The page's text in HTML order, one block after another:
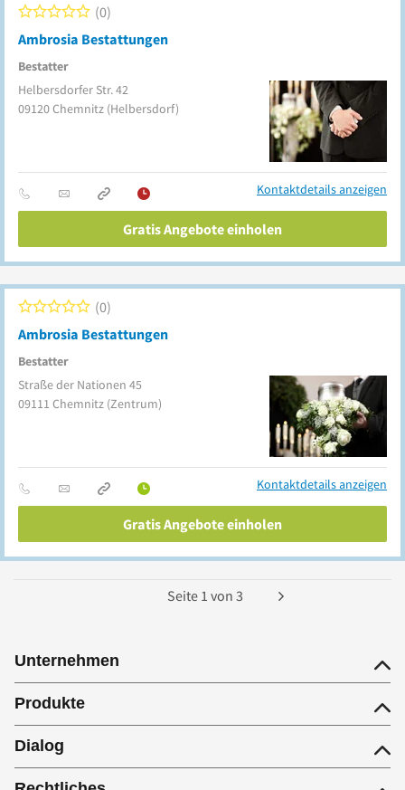
Ambrosia Bestattungen
Bestatter
0
Helbersdorfer Str. 42
09120Chemnitz (Helbersdorf)
Kontaktdetails anzeigen
Gratis Angebote einholen
Ambrosia Bestattungen
Bestatter
0
Straße der Nationen 45
09111 Chemnitz (Zentrum)
Kontaktdetails anzeigen
Gratis Angebote einholen
Seite 1 von 3
Unternehmen
Produkte
Dialog